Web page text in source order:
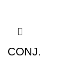
CONJ.